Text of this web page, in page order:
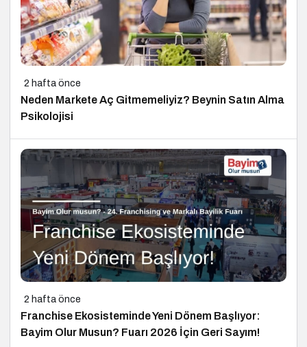
2 hafta önce
Neden Markete Aç Gitmemeliyiz? Beynin Satın Alma
Psikolojisi
2 hafta önce
Franchise Ekosisteminde Yeni Dönem Başlıyor:
Bayim Olur Musun? Fuarı 2026 İçin Geri Sayım!